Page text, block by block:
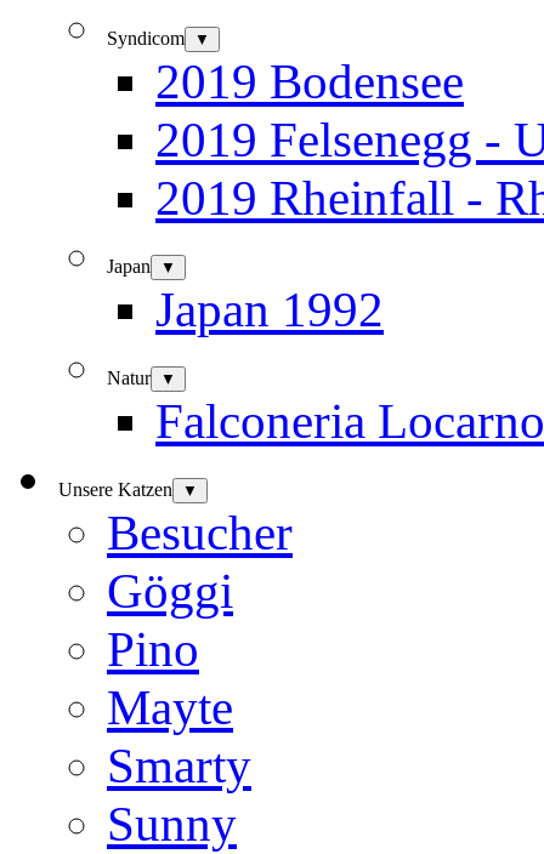
Syndicom ▼
2019 Bodensee
2019 Felsenegg -
2019 Rheinfall -
Japan ▼
Japan 1992
Natur ▼
Falconeria Locarno
Unsere Katzen ▼
Besucher
Göggi
Pino
Mayte
Smarty
Sunny